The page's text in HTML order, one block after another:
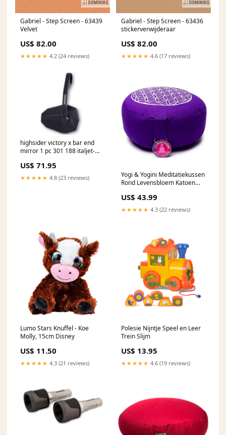
Gabriel - Step Screen - 63439
Velvet
US$ 82.00
★★★★★ 4.2 (24 reviews)
Gabriel - Step Screen - 63436
stickerverwijderaar
US$ 82.00
★★★★★ 4.6 (17 reviews)
highsider victory x bar end
mirror 1 pc 301 188 italjet-
esi5518124
US$ 71.95
★★★★★ 4.8 (23 reviews)
Yogi & Yogini Meditatiekussen
Rond Levensbloem Katoen
US$ 43.99
★★★★★ 4.3 (22 reviews)
Lumo Stars Knuffel - Koe
Molly, 15cm Disney
US$ 11.50
★★★★★ 4.3 (21 reviews)
Polesie Nijntje Speel en Leer
Trein Slijm
US$ 13.95
★★★★★ 4.6 (19 reviews)